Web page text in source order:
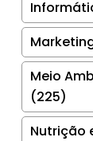
Meio
(225)
Nutrição